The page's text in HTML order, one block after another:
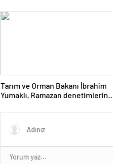
koyacak”
Tarım ve Orman Bakanı İbrahim
Yumaklı, Ramazan denetimlerini